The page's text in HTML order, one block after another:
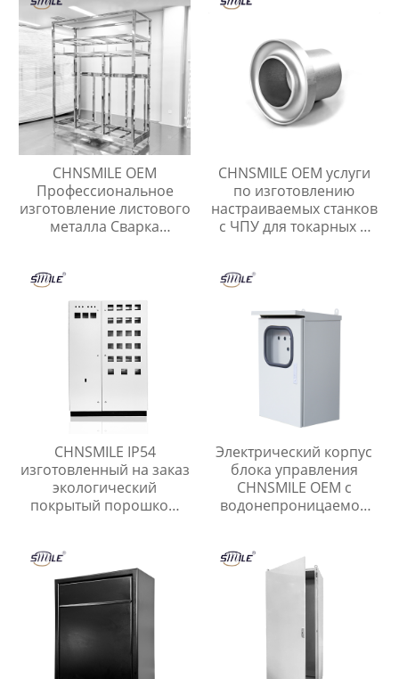
CHNSMILE OEM
Профессиональное
изготовление листового
металла Сварка
по изготовлению
листового металла
CHNSMILE OEM услуги
по изготовлению
настраиваемых станков
с ЧПУ для токарных и
CHNSMILE IP54
изготовленный на заказ
экологический
покрытый порошком
управления
Электрический корпус
блока управления
CHNSMILE OEM с
водонепроницаемой
атмосферных
воздействий